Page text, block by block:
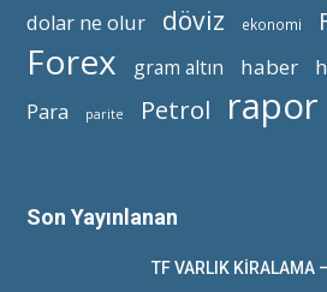
dolar ne olur döviz ekonomi
Forex gram altın haber
Para parite Petrol rapor
Son Yayınlanan
TF VARLIK